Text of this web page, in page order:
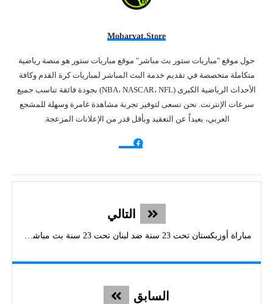
Mobaryat.store
حول موقع "مباريات ستور بث مباشر" موقع مباريات ستور هو منصة رياضية
متكاملة متخصصة في تقديم خدمة البث المباشر لمباريات كرة القدم وكافة
الأحداث الرياضية الكبرى (NBA، NASCAR، NFL) بجودة فائقة تناسب جميع
سرعات الإنترنت. نحن نسعى لتوفير تجربة مشاهدة غامرة وسهلة للمشجع
العربي، بعيداً عن التعقيد وبأقل قدر من الإعلانات المزعجة.
التالي
مباراة أوزبكستان تحت 23 سنة ضد لبنان تحت 23 سنة بث مباشر - كأس آسيا
السابق